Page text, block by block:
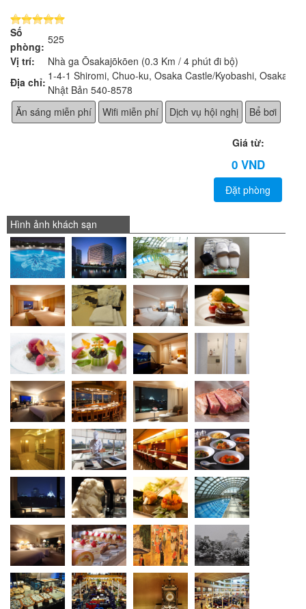
Số
phòng:
525
Vị trí:
Nhà ga Ōsakajōkōen (0.3 Km / 4 phút đi bộ)
Địa chỉ: 1-4-1 Shiromi, Chuo-ku, Osaka Castle/Kyobashi, Osaka,
Nhật Bản 540-8578
Ăn sáng miễn phí
Wifi miễn phí Dịch vụ hội nghị Bể bơi
Giá từ:
0 VND
Đặt phòng
Hình ảnh khách sạn